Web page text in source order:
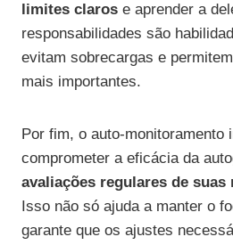
limites claros e aprender a
responsabilidades são
evitam sobrecargas e
mais importantes.
Por fim, o auto-monitoramento
comprometer a eficácia da
avaliações regulares de suas
Isso não só ajuda a manter o
garante que os ajustes